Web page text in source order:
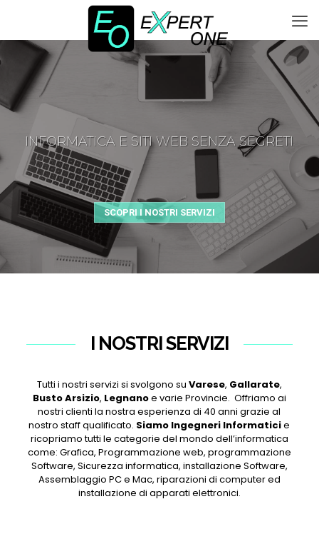
INFORMATICA E SITI WEB SENZA SEGRETI
SCOPRI I NOSTRI SERVIZI
I NOSTRI SERVIZI
Tutti i nostri servizi si svolgono su Varese, Gallarate,
Busto Arsizio, Legnanoe varie Provincie. Offriamo ai
nostri clienti la nostra esperienza di 40 anni grazie al
nostro staff qualificato. Siamo Ingegneri Informaticie
ricopriamo tutti le categorie del mondo dell’informatica
come: Grafica, Programmazione web, programmazione
Software, Sicurezza informatica, installazione Software,
Assemblaggio PC e Mac, riparazioni di computer ed
installazione di apparati elettronici.